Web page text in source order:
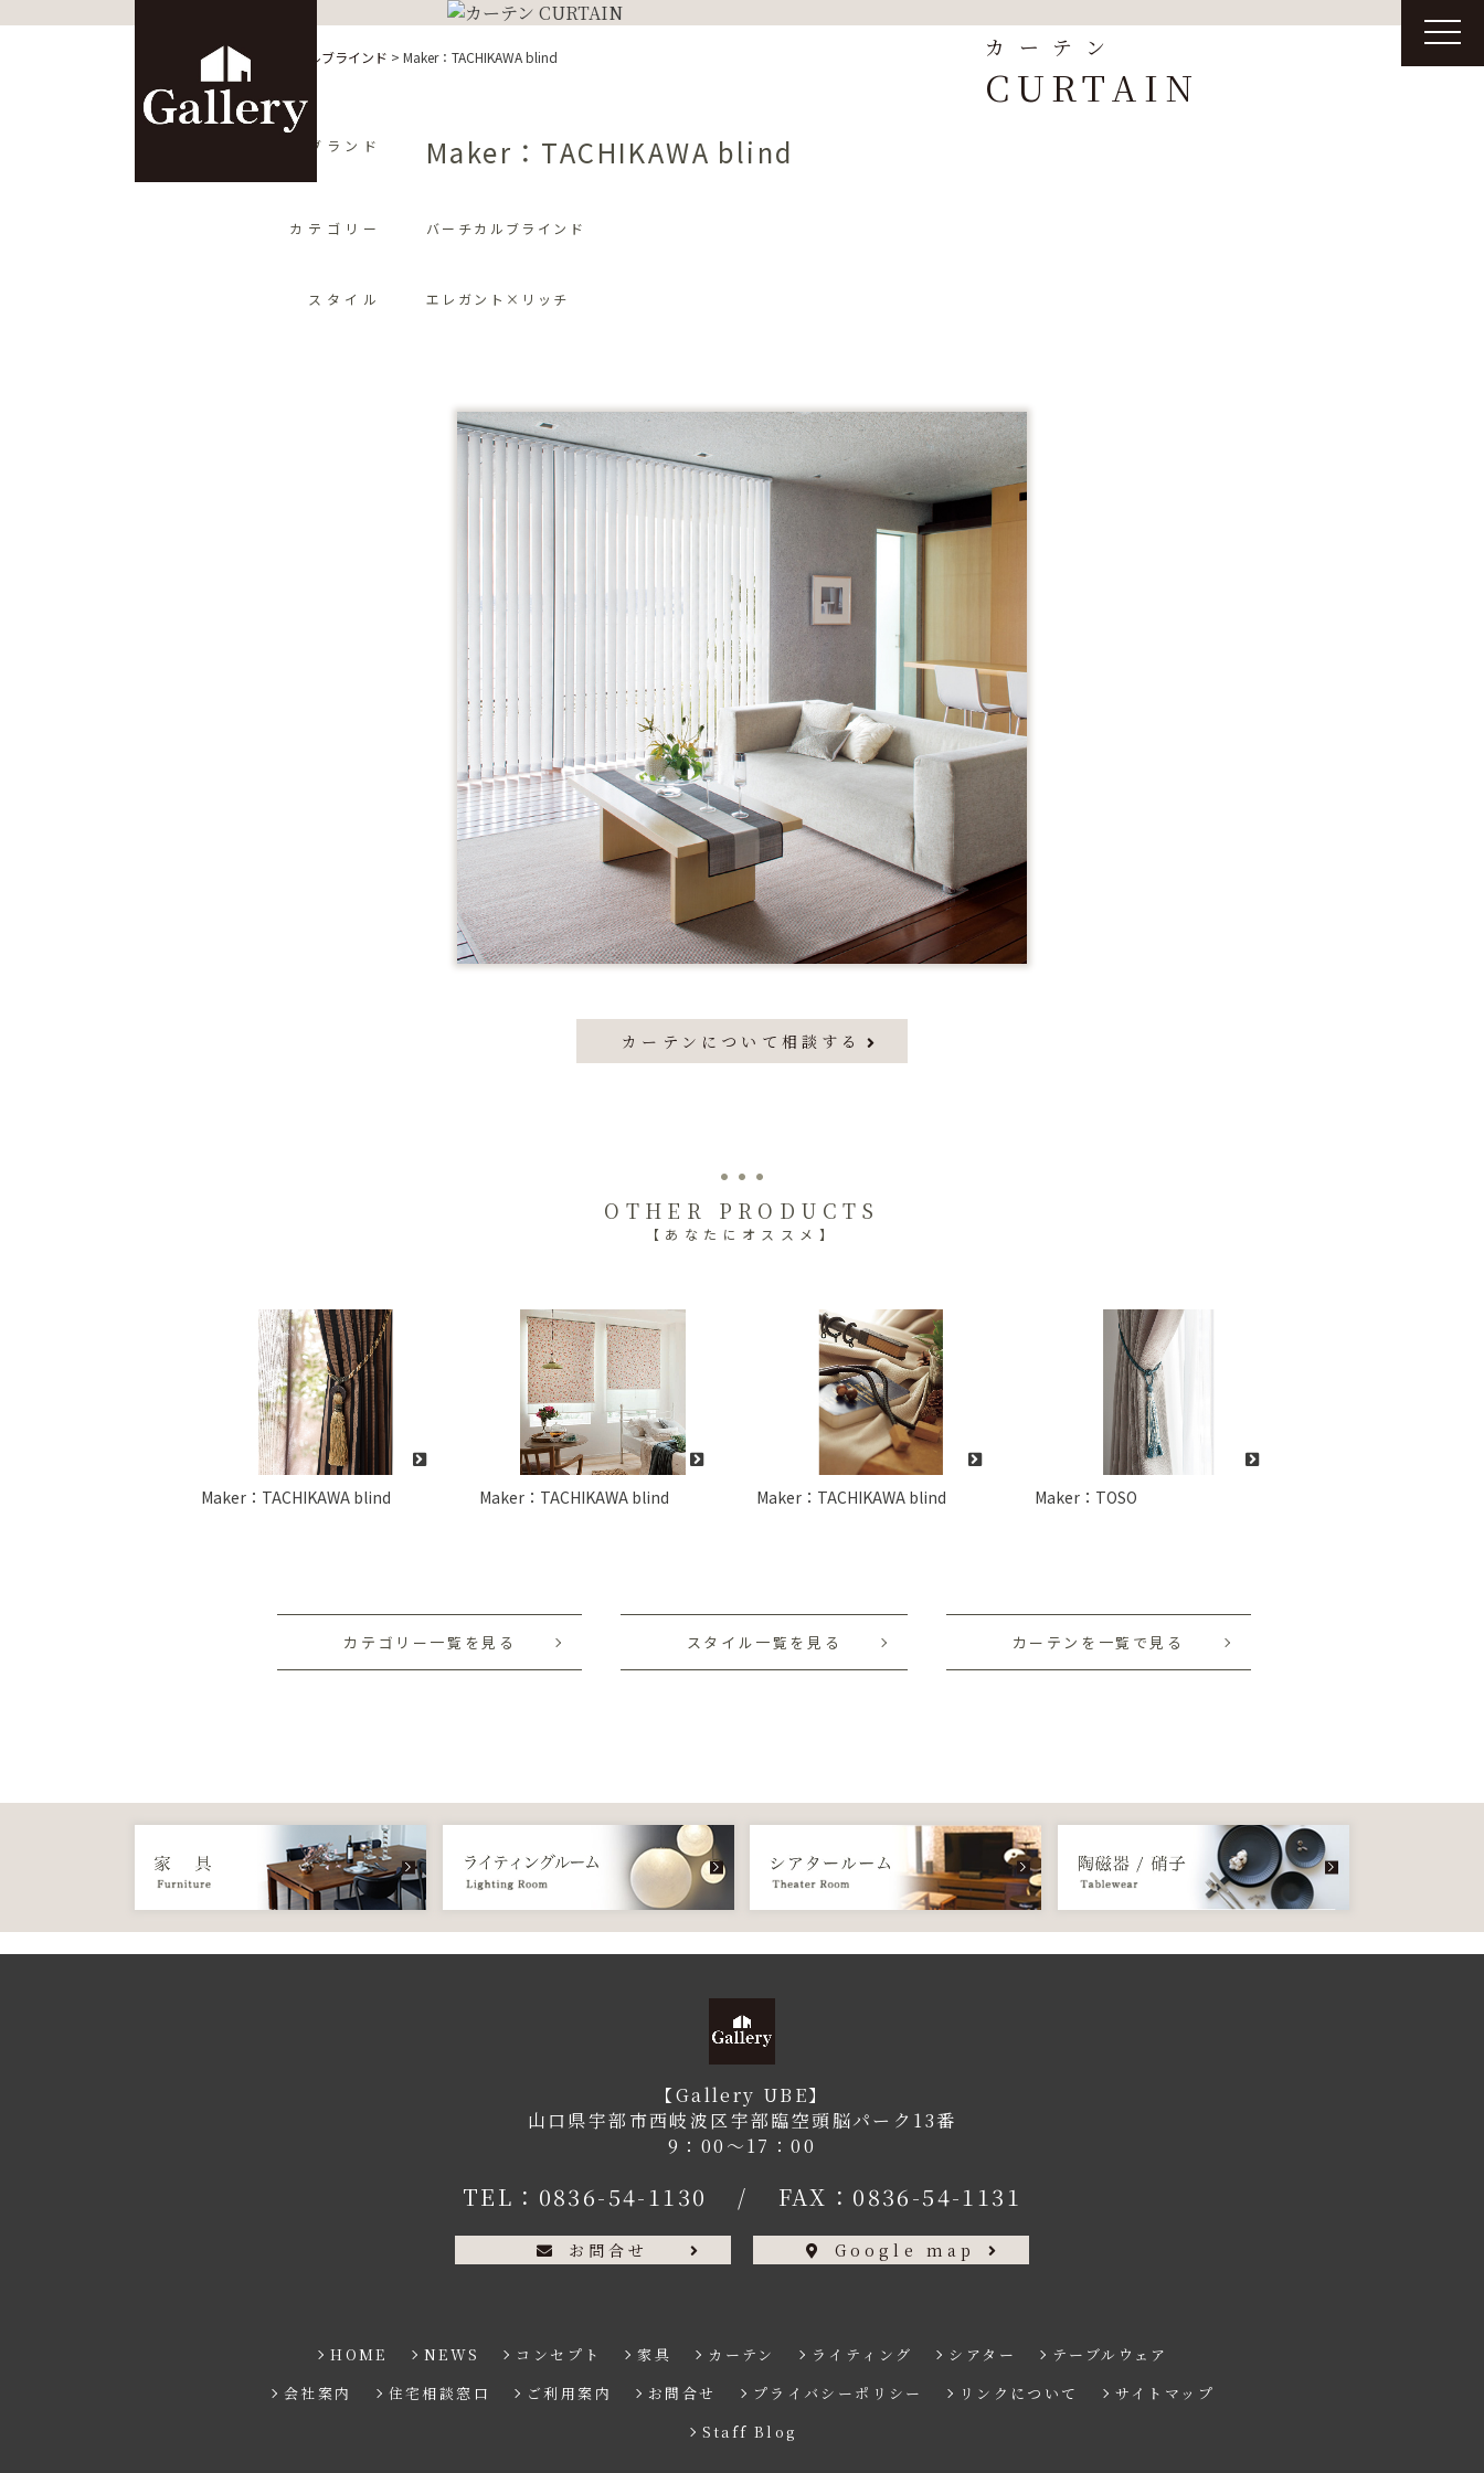
カーテン
CURTAIN
t
o
カーテン> バーチカルブラインド > Maker：TACHIKAWA blind
ブランド Maker：TACHIKAWA blind
カテゴリー バーチカルブラインド
スタイル エレガント×リッチ
カーテンについて相談する
OTHER PRODUCTS
【あなたにオススメ】
Maker：TACHIKAWA blind Maker：TACHIKAWA blind Maker：TACHIKAWA blind Maker：TOSO
カテゴリー一覧を見る スタイル一覧を見る カーテンを一覧で見る
【Gallery UBE】
山口県宇部市西岐波区宇部臨空頭脳パーク13番
9：00〜17：00
TEL： 0836-54-1130 / FAX：0836-54-1131
お問合せ Google map
HOME NEWS コンセプト 家具 カーテン ライティング シアター
テーブルウェア
会社案内
住宅相談窓口 ご利用案内 お問合せ プライバシーポリシー リンクについて
サイトマップ
Staff Blog